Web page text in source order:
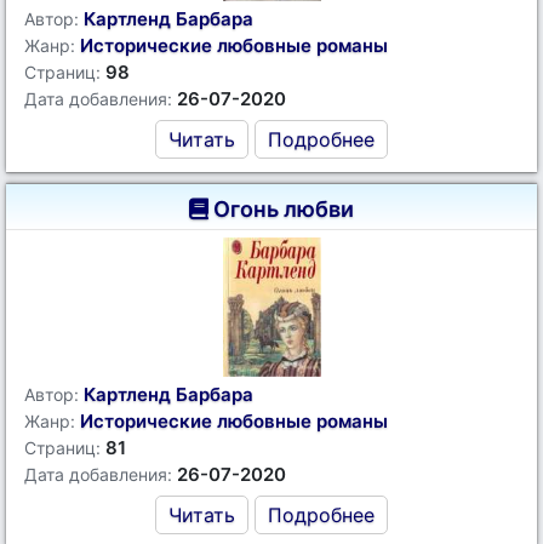
Автор: Картленд Барбара
Жанр: Исторические любовные романы
Страниц: 98
Дата добавления: 26-07-2020
Читать Подробнее
Огонь любви
Автор: Картленд Барбара
Жанр: Исторические любовные романы
Страниц: 81
Дата добавления: 26-07-2020
Читать Подробнее